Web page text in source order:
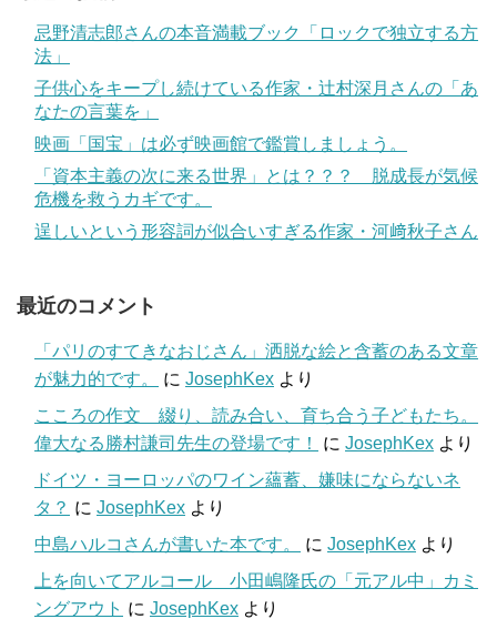
忌野清志郎さんの本音満載ブック「ロックで独立する方
法」
子供心をキープし続けている作家・辻村深月さんの「あ
なたの言葉を」
映画「国宝」は必ず映画館で鑑賞しましょう。
「資本主義の次に来る世界」とは？？？ 脱成長が気候
危機を救うカギです。
逞しいという形容詞が似合いすぎる作家・河﨑秋子さん
最近のコメント
「パリのすてきなおじさん」洒脱な絵と含蓄のある文章
が魅力的です。
に JosephKex より
こころの作文 綴り、読み合い、育ち合う子どもたち。
偉大なる勝村謙司先生の登場です！
に JosephKex より
ドイツ・ヨーロッパのワイン蘊蓄、嫌味にならないネ
タ？ に JosephKex より
中島ハルコさんが書いた本です。
に JosephKex より
上を向いてアルコール 小田嶋隆氏の「元アル中」カミ
ングアウト に JosephKex より